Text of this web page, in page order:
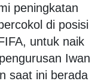
peningkatan
di posisi
untuk naik
Iwan
saat ini berada